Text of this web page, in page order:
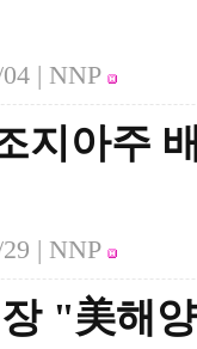
| NNP
지아주
| NNP
"美해